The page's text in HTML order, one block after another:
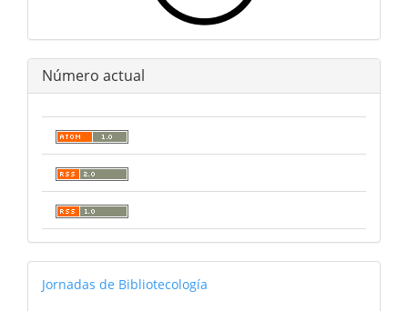
Número actual
jornadas
Jornadas de Bibliotecología